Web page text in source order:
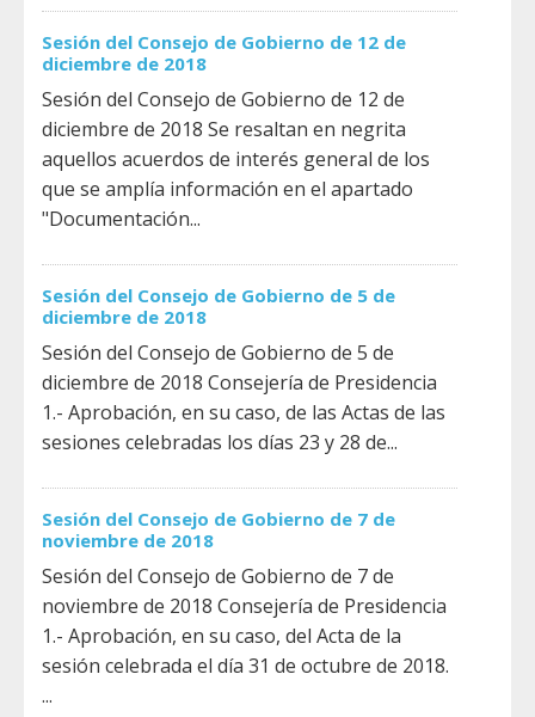
Sesión del Consejo de Gobierno de 12 de
diciembre de 2018
Sesión del Consejo de Gobierno de 12 de
diciembre de 2018 Se resaltan en negrita
aquellos acuerdos de interés general de los
que se amplía información en el apartado
"Documentación...
Sesión del Consejo de Gobierno de 5 de
diciembre de 2018
Sesión del Consejo de Gobierno de 5 de
diciembre de 2018 Consejería de Presidencia
1.- Aprobación, en su caso, de las Actas de las
sesiones celebradas los días 23 y 28 de...
Sesión del Consejo de Gobierno de 7 de
noviembre de 2018
Sesión del Consejo de Gobierno de 7 de
noviembre de 2018 Consejería de Presidencia
1.- Aprobación, en su caso, del Acta de la
sesión celebrada el día 31 de octubre de 2018.
...